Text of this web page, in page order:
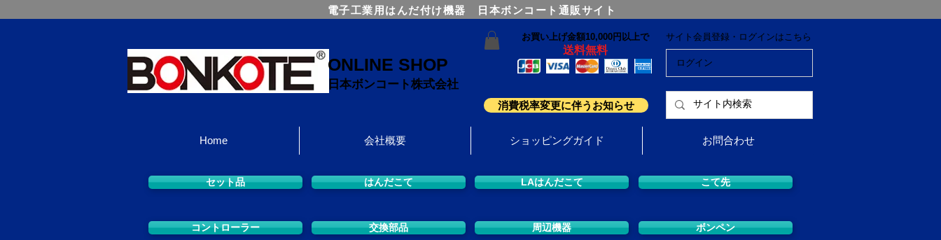
電子工業用はんだ付け機器 日本ボンコート通販サイト
ONLINE SHOP
日本ボンコート株式会社
お買い上げ金額10,000円以上で
送料無料
消費税率変更に伴うお知らせ
サイト会員登録・ログインはこちら
ログイン
Home 会社概要 ショッピングガイド お問合わせ
セット品 はんだこて LAはんだこて こて先
コントローラー 交換部品 周辺機器 ボンペン